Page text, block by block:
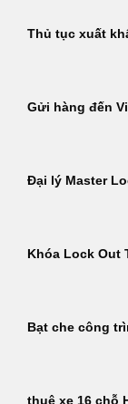
Thủ tục xuất
Gửi hàng đến
Đại lý Master
Khóa Lock Out
Bạt che công
thuê xe 16 chỗ